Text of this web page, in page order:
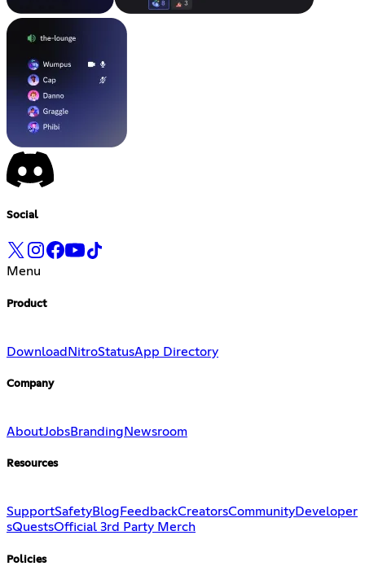
Social
Menu
Product
Download NitroStatusApp Directory
Company
AboutJobsBranding Newsroom
Resources
SupportSafetyBlog FeedbackCreatorsCommunityDeveloper
sQuestsOfficial 3rd Party Merch
Policies